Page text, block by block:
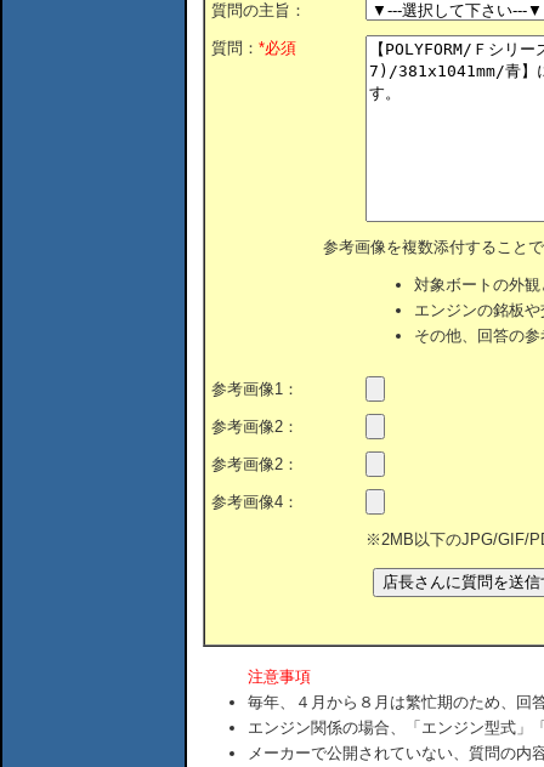
質問の主旨：
質問： *必須
参考画像を複数添付すること
対象ボートの外
エンジンの銘板
その他、回答の
参考画像1：
参考画像2：
参考画像2：
参考画像4：
※2MB以下のJPG/GIF/
注意事項
毎年、４月から８月は繁忙期のため、回
エンジン関係の場合、「エンジン型式」
メーカーで公開されていない、質問の内